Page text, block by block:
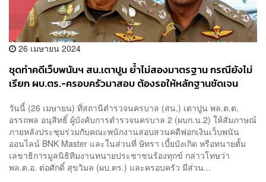
26 เมษายน 2024
ชุดทำคดีเว็บพนันฯ สน.เตาปูน ย้ำไม่สองมาตรฐาน กรณียังไม่
เรียก ผบ.ตร.-ครอบครัวมาสอบ ต้องรอให้หลักฐานชัดเจน
วันนี้ (26 เมษายน) ที่สถานีตำรวจนครบาล (สน.) เตาปูน พล.ต.ต.
อรรถพล อนุสิทธิ์ ผู้บังคับการตำรวจนครบาล 2 (ผบก.น.2) ให้สัมภาษณ์
ภายหลังประชุมร่วมกับคณะพนักงานสอบสวนคดีฟอกเงินเว็บพนัน
ออนไลน์ BNK Master และในส่วนที่ ษิทรา เบี้ยบังเกิด หรือทนายตั้ม
เลขาธิการมูลนิธิทีมงานทนายประชาชนร้องทุกข์ กล่าวโทษว่า
พล.ต.อ. ต่อศักดิ์ สุขวิมล (ผบ.ตร.) และครอบครัว มีส่วน...